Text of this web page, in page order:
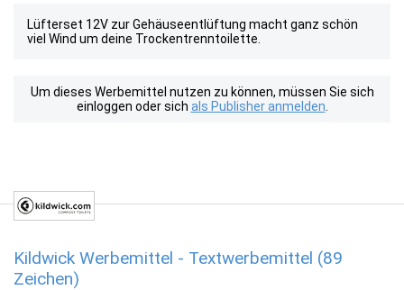
Lüfterset 12V zur Gehäuseentlüftung macht ganz schön
viel Wind um deine Trockentrenntoilette.
Um dieses Werbemittel nutzen zu können, müssen Sie sich
einloggen oder sich als Publisher anmelden
Kildwick Werbemittel - Textwerbemittel (89
Zeichen)